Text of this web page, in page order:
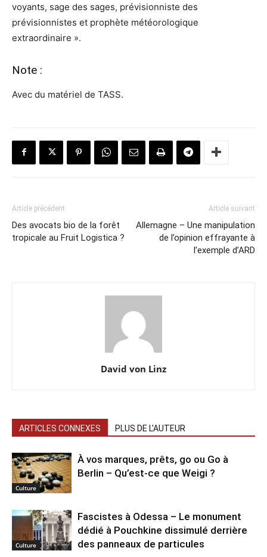
voyants, sage des sages, prévisionniste des
prévisionnistes et prophète météorologique
extraordinaire ».
Note :
Avec du matériel de TASS.
Article précédent
Des avocats bio de la forêt
tropicale au Fruit Logistica ?
Article suivant
Allemagne – Une manipulation
de l’opinion effrayante à
l’exemple d’ARD
David von Linz
ARTICLES CONNEXES PLUS DE L'AUTEUR
Culture
À vos marques, prêts, go ou Go à
Berlin – Qu’est-ce que Weigi ?
Culture
Fascistes à Odessa – Le monument
dédié à Pouchkine dissimulé derrière
des panneaux de particules